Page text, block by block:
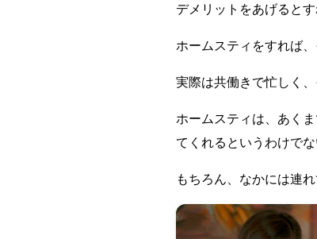
デメリットをあげると
ホームスティをすれば
実際は共働きで忙しく
ホームスティは、あく
てくれるというわけでな
もちろん、なかには連